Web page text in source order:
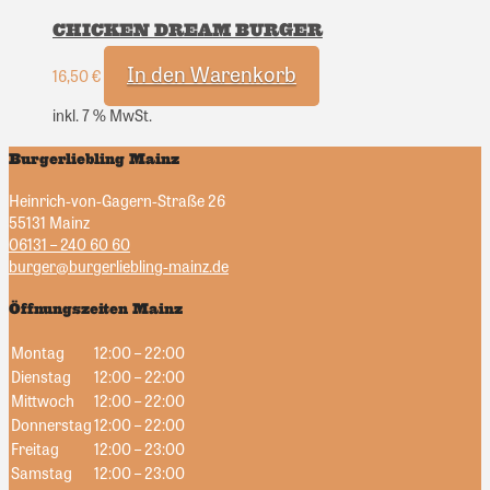
CHICKEN DREAM BURGER
16,50€ In den Warenkorb
inkl. 7 % MwSt.
Burgerliebling Mainz
Heinrich-von-Gagern-Straße 26
55131 Mainz
06131 – 240 60 60
burger@burgerliebling-mainz.de
Öffnungszeiten Mainz
Montag
12:00 – 22:00
Dienstag
12:00 – 22:00
Mittwoch
12:00 – 22:00
Donnerstag12:00 – 22:00
Freitag
12:00 – 23:00
Samstag
12:00 – 23:00